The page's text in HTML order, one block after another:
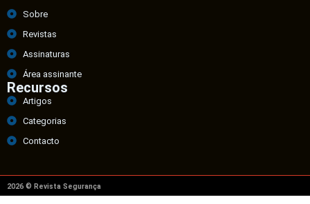
Sobre
Revistas
Assinaturas
Área assinante
Recursos
Artigos
Categorias
Contacto
2026 © Revista Segurança